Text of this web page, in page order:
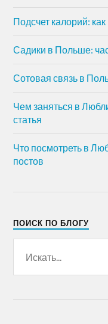
Подсчет калорий:
Садики в Польше:
Сотовая связь в
Чем заняться в
статья
Что посмотреть в
постов
ПОИСК ПО БЛОГУ